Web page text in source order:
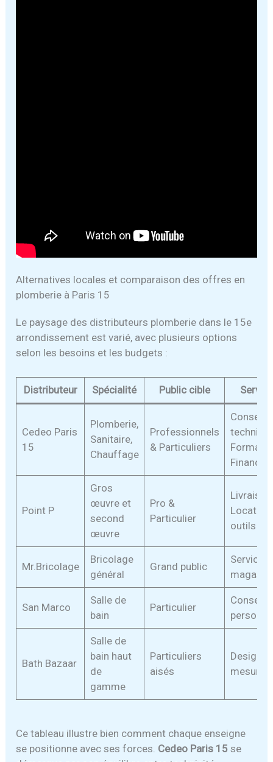
Alternatives locales et comparaison des offres en
plomberie à Paris 15
Le paysage des distributeurs plomberie dans le 15e
arrondissement est varié, avec plusieurs options
selon les besoins et les budgets :
Distributeur Spécialité Public cible
Cedeo Paris
15
Plomberie,
Sanitaire,
Chauffage
Professionnels
& Particuliers
Conseil
Point P
Gros
œuvre et
second
œuvre
Pro &
Particulier
Livraison,
Location
outils
Mr.Bricolage
Bricolage
général
Grand public
Services
magasin
San Marco
Salle de
bain
Particulier
Conseil
Bath Bazaar
Salle de
bain haut
de
gamme
Particuliers
aisés
Design
mesure
Ce tableau illustre bien comment chaque enseigne
se positionne avec ses forces. Cedeo Paris 15 se